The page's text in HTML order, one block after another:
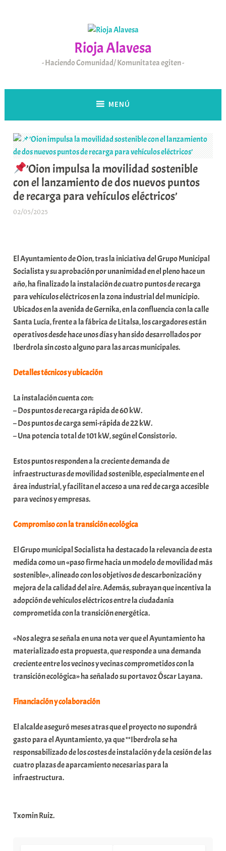
Rioja Alavesa
Haciendo Comunidad/ Komunitatea egiten
MENÚ
’Oion impulsa la movilidad sostenible
con el lanzamiento de dos nuevos puntos
de recarga para vehículos eléctricos’
02/05/2025
a
r
E
r
r
i
o
x
K
m
u
n
i
a
t
e
a
El Ayuntamiento de Oion, tras la iniciativa del Grupo Municipal
Socialista y su aprobación por unanimidad en el pleno hace un
año, ha finalizado la instalación de cuatro puntos de recarga
para vehículos eléctricos en la zona industrial del municipio.
Ubicados en la avenida de Gernika, en la confluencia con la calle
Santa Lucía, frente a la fábrica de Litalsa, los cargadores están
operativos desde hace unos días y han sido desarrollados por
Iberdrola sin costo alguno para las arcas municipales.
Detalles técnicos y ubicación
La instalación cuenta con:
– Dos puntos de recarga rápida de 60 kW.
– Dos puntos de carga semi-rápida de 22 kW.
– Una potencia total de 101 kW, según el Consistorio.
Estos puntos responden a la creciente demanda de
infraestructuras de movilidad sostenible, especialmente en el
área industrial, y facilitan el acceso a una red de carga accesible
para vecinos y empresas.
Compromiso con la transición ecológica
El Grupo municipal Socialista ha destacado la relevancia de esta
medida como un «paso firme hacia un modelo de movilidad más
sostenible», alineado con los objetivos de descarbonización y
mejora de la calidad del aire. Además, subrayan que incentiva la
adopción de vehículos eléctricos entre la ciudadanía
comprometida con la transición energética.
«Nos alegra se señala en una nota ver que el Ayuntamiento ha
materializado esta propuesta, que responde a una demanda
creciente entre los vecinos y vecinas comprometidos con la
transición ecológica» ha señalado su portavoz Óscar Layana.
Financiación y colaboración
El alcalde aseguró meses atras que el proyecto no supondrá
gasto para el Ayuntamiento, ya que **Iberdrola se ha
responsabilizado de los costes de instalación y de la cesión de las
cuatro plazas de aparcamiento necesarias para la
infraestructura.
Txomin Ruiz.